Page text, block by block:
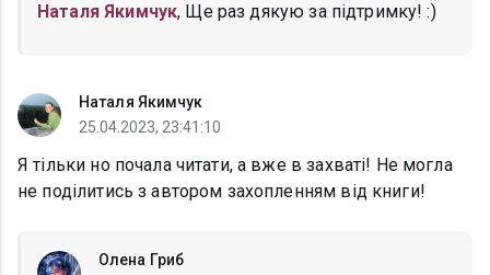
Наталя Якимчук, Ще раз дякую за підтримку! :)
Наталя Якимчук
25.04.2023, 23:41:10
Я тільки но почала читати, а вже в захваті! Не могла
не поділитись з автором захопленням від книги!
Олена Гриб